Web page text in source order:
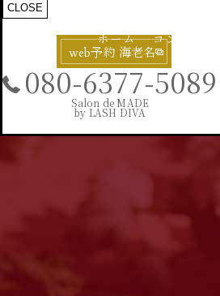
CLOSE
080-5749-4803
Salon de MADE
web予約 鴨宮店
CLOSE
0467-82-5110
Salon de MADE
web予約 茅ヶ崎
CLOSE
080-6377-5089
Salon de MADE
by LASH DIVA
web予約 海老名
ホーム コンセプト
お客